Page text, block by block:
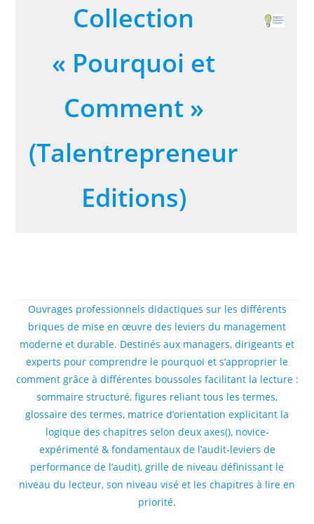
Collection
« Pourquoi et
Comment »
(Talentrepreneur
Editions)
Ouvrages professionnels didactiques sur les différents
briques de mise en œuvre des leviers du management
moderne et durable. Destinés aux managers, dirigeants et
experts pour comprendre le pourquoi et s’approprier le
comment grâce à différentes boussoles facilitant la lecture :
sommaire structuré, figures reliant tous les termes,
glossaire des termes, matrice d’orientation explicitant la
logique des chapitres selon deux axes(), novice-
expérimenté & fondamentaux de l’audit-leviers de
performance de l’audit), grille de niveau définissant le
niveau du lecteur, son niveau visé et les chapitres à lire en
priorité.